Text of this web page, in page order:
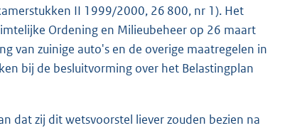
II 1999/2000, 26 800, nr 1). Het
Ordening en Milieubeheer op 26 maart
van zuinige auto's en de overige maatregelen in
bij de besluitvorming over het Belastingplan
dat zij dit wetsvoorstel liever zouden bezien na